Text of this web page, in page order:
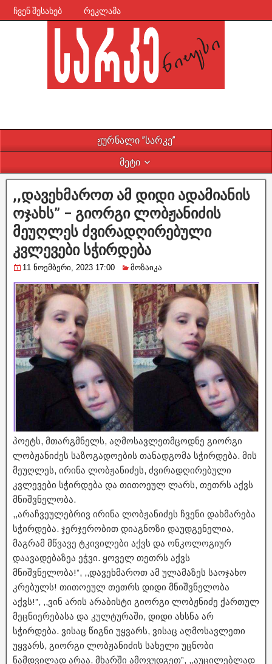
ჩვენ შესახებ რეკლამა
ჟურნალი ”სარკე”
მეტი
,,დავეხმაროთ ამ დიდი ადამიანის
ოჯახს” – გიორგი ლობჟანიძის
მეუღლეს ძვირადღირებული
კვლევები სჭირდება
11 ნოემბერი, 2023 17:00 მოზაიკა
პოეტს, მთარგმნელს, აღმოსავლეთმცოდნე გიორგი
ლობჟანიძეს საზოგადოების თანადგომა სჭირდება. მის
მეუღლეს, ირინა ლობჟანიძეს, ძვირადღირებული
კვლევები სჭირდება და თითოეულ ლარს, თეთრს აქვს
მნიშვნელობა.
,,არაჩვეულებრივ ირინა ლობჟანიძეს ჩვენი დახმარება
სჭირდება. ჯერჯერობით დიაგნოზი დაუდგენელია,
მაგრამ მწვავე ტკივილები აქვს და ონკოლოგიურ
დაავადებაზეა ეჭვი. ყოველ თეთრს აქვს
მნიშვნელობა!”, ,,დავეხმაროთ ამ ულამაზეს საოჯახო
კრებულს! თითოეულ თეთრს დიდი მნიშვნელობა
აქვს!”, ,,ვინ არის არაბისტი გიორგი ლობჟნიძე ქართულ
მეცნიერებასა და კულტურაში, დიდი ახსნა არ
სჭირდება. ვისაც წიგნი უყვარს, ვისაც აღმოსავლეთი
უყვარს, გიორგი ლობჟანიძის სახელი უცნობი
ნამდვილად არაა. მხარში ამოვუდგეთ”, ,,აუცილებლად